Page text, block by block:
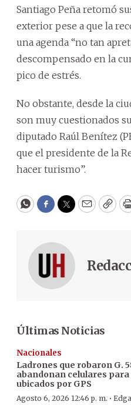
Santiago Peña retomó
exterior pese a que la
una agenda “no tan
descompensado en la
pico de estrés.
No obstante, desde la
son muy cuestionados
diputado Raúl Benítez
que el presidente de la
hacer turismo”.
WhatsApp
Facebook
Twitter
Email
Últimas Noticias
Nacionales
Ladrones que robaron G.
abandonan celulares
ubicados por GPS
Agosto 6, 2026 12:46 p. m. ·